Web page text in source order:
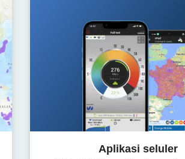
Aplikasi seluler